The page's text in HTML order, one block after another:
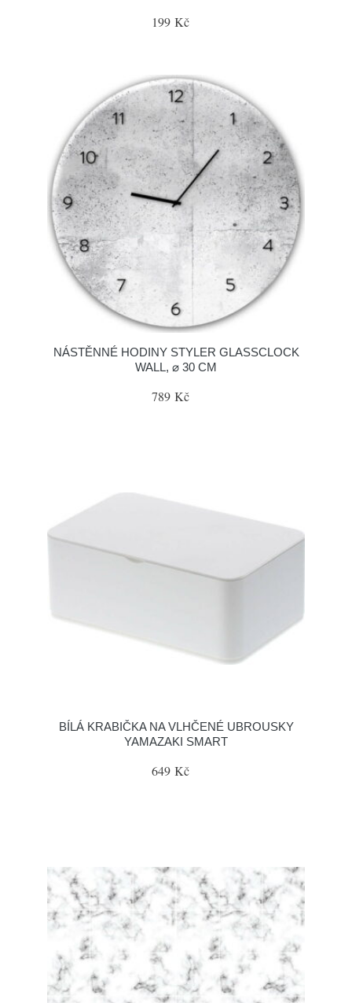
199 Kč
NÁSTĚNNÉ HODINY STYLER GLASSCLOCK
WALL, ⌀ 30 CM
789 Kč
BÍLÁ KRABIČKA NA VLHČENÉ UBROUSKY
YAMAZAKI SMART
649 Kč